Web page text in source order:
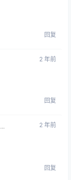
回复
2 年前
回复
2 年前
回复